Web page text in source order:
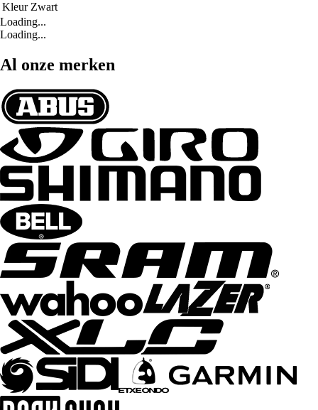
Kleur Zwart
Loading...
Loading...
Al onze merken